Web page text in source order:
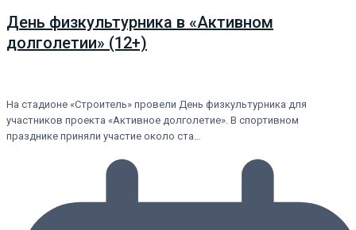
День физкультурника в «Активном
долголетии» (12+)
На стадионе «Строитель» провели День физкультурника для
участников проекта «Активное долголетие». В спортивном
празднике приняли участие около ста…